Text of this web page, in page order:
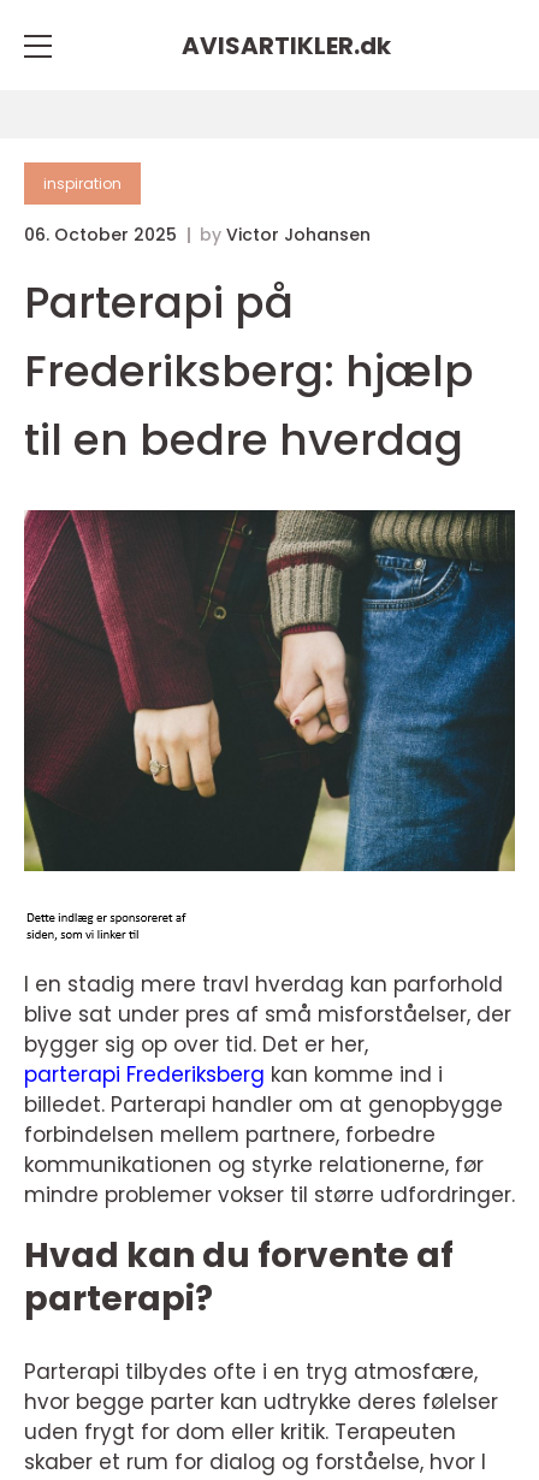
AVISARTIKLER.dk
inspiration
06. October 2025 by Victor Johansen
Parterapi på
Frederiksberg: hjælp
til en bedre hverdag
I en stadig mere travl hverdag kan parforhold
blive sat under pres af små misforståelser, der
bygger sig op over tid. Det er her,
parterapi Frederiksberg kan komme ind i
billedet. Parterapi handler om at genopbygge
forbindelsen mellem partnere, forbedre
kommunikationen og styrke relationerne, før
mindre problemer vokser til større udfordringer.
Hvad kan du forvente af
parterapi?
Parterapi tilbydes ofte i en tryg atmosfære,
hvor begge parter kan udtrykke deres følelser
uden frygt for dom eller kritik. Terapeuten
skaber et rum for dialog og forståelse, hvor I